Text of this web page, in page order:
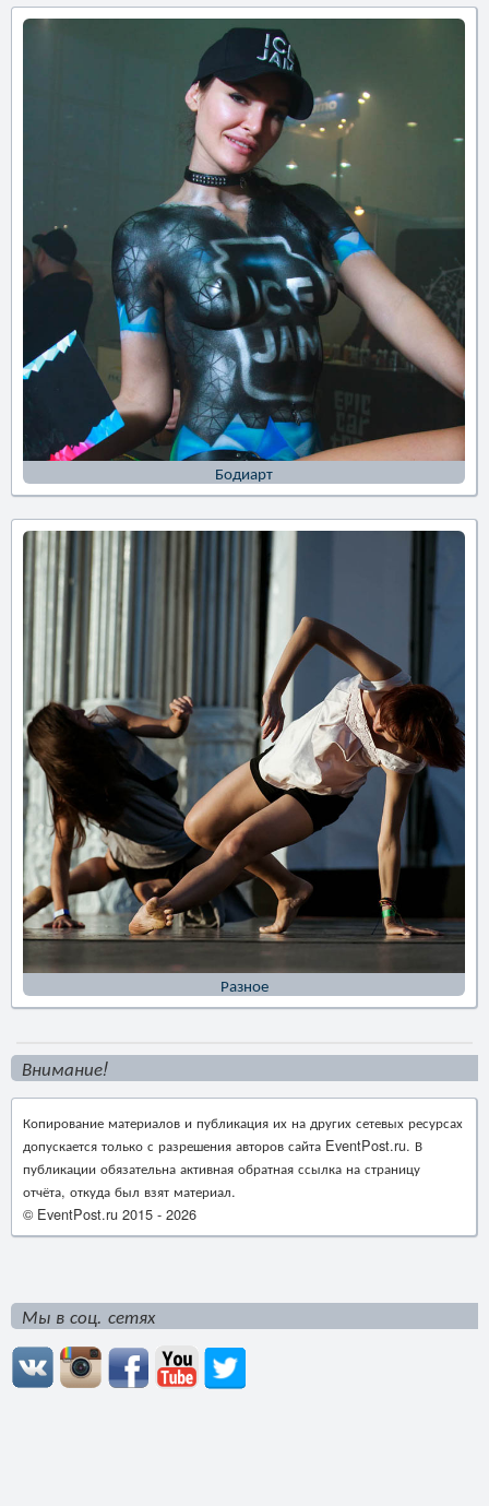
Бодиарт
Разное
Внимание!
Копирование материалов и публикация их на других сетевых ресурсах
допускается только с разрешения авторов сайта EventPost.ru. В
публикации обязательна активная обратная ссылка на страницу
отчёта, откуда был взят материал.
© EventPost.ru 2015 - 2026
Мы в соц. сетях